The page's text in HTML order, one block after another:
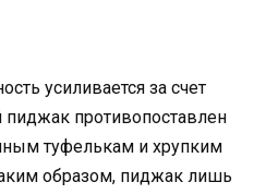
усиливается за счет
противопоставлен
туфелькам и хрупким
образом, пиджак лишь